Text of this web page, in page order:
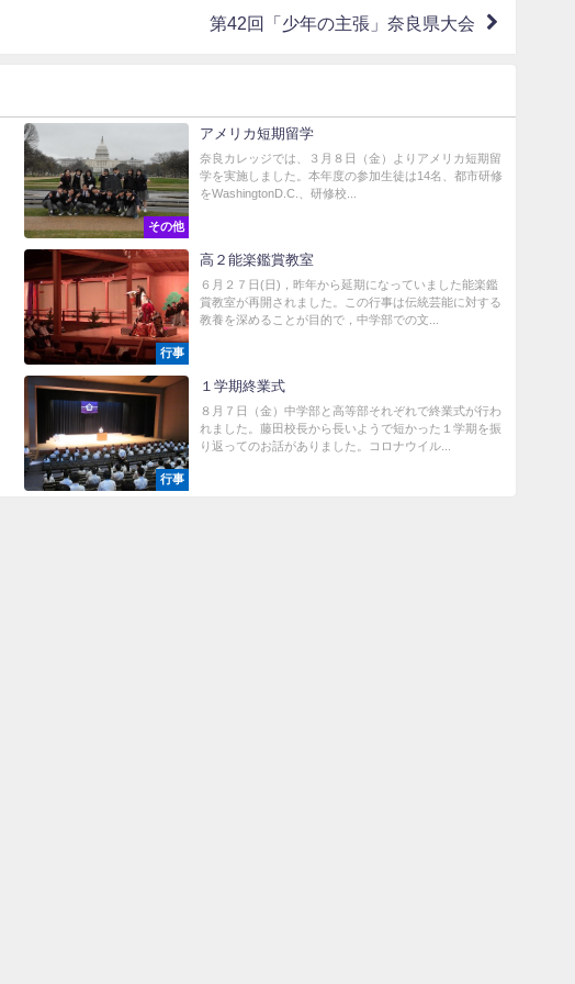
第42回「少年の主張」奈良県大会
その他
アメリカ短期留学
奈良カレッジでは、３月８日（金）よりアメリカ短期留
学を実施しました。本年度の参加生徒は14名、都市研修
をWashingtonD.C.、研修校...
行事
高２能楽鑑賞教室
６月２７日(日)，昨年から延期になっていました能楽鑑
賞教室が再開されました。この行事は伝統芸能に対する
教養を深めることが目的で，中学部での文...
行事
１学期終業式
８月７日（金）中学部と高等部それぞれで終業式が行わ
れました。藤田校長から長いようで短かった１学期を振
り返ってのお話がありました。コロナウイル...